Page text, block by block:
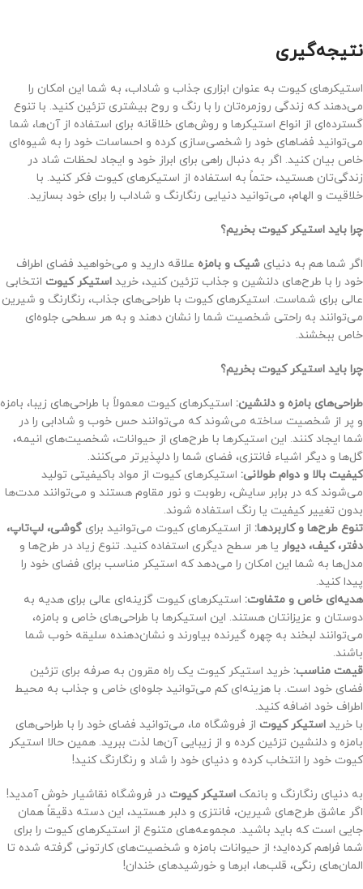
نتیجه‌گیری
استیکرهای کیوت به عنوان ابزاری جذاب و شاداب، به شما این امکان را
می‌دهند که زندگی روزمره‌تان را با رنگ و روح بیشتری تزئین کنید. با تنوع
گسترده‌ای از انواع استیکرها و روش‌های خلاقانه برای استفاده از آن‌ها، شما
می‌توانید فضاهای خود را شخصی‌سازی کرده و احساسات خود را به شیوه‌ای
خاص بیان کنید. اگر به دنبال راهی برای ابراز خود و ایجاد لحظات شاد در
زندگی‌تان هستید، حتماً به استفاده از استیکرهای کیوت فکر کنید. با
خلاقیت و الهام، می‌توانید دنیایی رنگارنگ و شاداب را برای خود بسازید.
چرا باید استیکر کیوت بخریم؟
اگر شما هم به دنیای شیک و بامزه علاقه دارید و می‌خواهید فضای اطراف
خود را با طرح‌های دلنشین و جذاب تزئین کنید، خرید استیکر کیوت انتخابی
عالی برای شماست. استیکرهای کیوت با طراحی‌های جذاب، رنگارنگ و شیرین
می‌توانند به راحتی شخصیت شما را نشان دهند و به هر سطحی جلوه‌ای
خاص ببخشند.
چرا باید استیکر کیوت بخریم؟
طراحی‌های بامزه و دلنشین: استیکرهای کیوت معمولاً با طراحی‌های زیبا، بامزه
و پر از شخصیت ساخته می‌شوند که می‌توانند حس خوب و شادابی را در
شما ایجاد کنند. این استیکرها با طرح‌های از حیوانات، شخصیت‌های انیمه،
گل‌ها و دیگر اشیاء فانتزی، فضای شما را دلپذیرتر می‌کنند.
کیفیت بالا و دوام طولانی: استیکرهای کیوت از مواد باکیفیتی تولید
می‌شوند که در برابر سایش، رطوبت و نور مقاوم هستند و می‌توانند مدت‌ها
بدون تغییر کیفیت یا رنگ استفاده شوند.
تنوع طرح‌ها و کاربردها: از استیکرهای کیوت می‌توانید برای گوشی، لپ‌تاپ،
دفتر، کیف، دیوار یا هر سطح دیگری استفاده کنید. تنوع زیاد در طرح‌ها و
مدل‌ها به شما این امکان را می‌دهد که استیکر مناسب برای فضای خود را
پیدا کنید.
هدیه‌ای خاص و متفاوت: استیکرهای کیوت گزینه‌ای عالی برای هدیه به
دوستان و عزیزانتان هستند. این استیکرها با طراحی‌های خاص و بامزه،
می‌توانند لبخند به چهره گیرنده بیاورند و نشان‌دهنده سلیقه خوب شما
باشند.
قیمت مناسب: خرید استیکر کیوت یک راه مقرون به صرفه برای تزئین
فضای خود است. با هزینه‌ای کم می‌توانید جلوه‌ای خاص و جذاب به محیط
اطراف خود اضافه کنید.
با خرید استیکر کیوت از فروشگاه ما، می‌توانید فضای خود را با طراحی‌های
بامزه و دلنشین تزئین کرده و از زیبایی آن‌ها لذت ببرید. همین حالا استیکر
کیوت خود را انتخاب کرده و دنیای خود را شاد و رنگارنگ کنید!
به دنیای رنگارنگ و بانمک استیکر کیوت در فروشگاه نقاشیار خوش آمدید!
اگر عاشق طرح‌های شیرین، فانتزی و دلبر هستید، این دسته دقیقاً همان
جایی است که باید باشید. مجموعه‌های متنوع از استیکرهای کیوت را برای
شما فراهم کرده‌اید؛ از حیوانات بامزه و شخصیت‌های کارتونی گرفته شده تا
المان‌های رنگی، قلب‌ها، ابرها و خورشیدهای خندان!